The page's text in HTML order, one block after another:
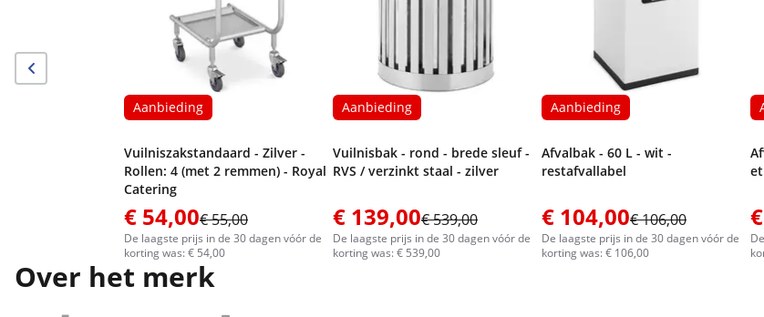
Aanbieding
Vuilniszakstandaard - Zilver -
Rollen: 4 (met 2 remmen) - Royal
Catering
€ 54,00€ 55,00
De laagste prijs in de 30 dagen vóór de
korting was: € 54,00
Aanbieding
Vuilnisbak - rond - brede sleuf -
RVS / verzinkt staal - zilver
€ 139,00€ 539,00
De laagste prijs in de 30 dagen vóór de
korting was: € 539,00
Aanbieding
Afvalbak - 60 L - wit -
restafvallabel
€ 104,00€ 106,00
De laagste prijs in de 30 dagen vóór de
korting was: € 106,00
Over het merk